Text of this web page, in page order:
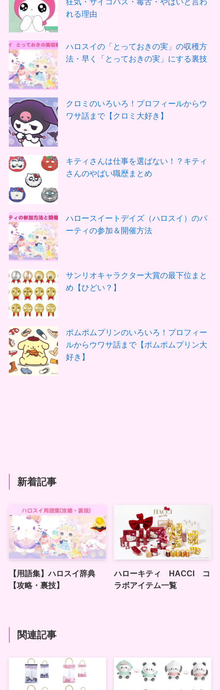
れる理由
ハロスイの「とっておきの実」の収穫方
法・早く「とっておきの実」にする裏技
クロミのいろいろ！プロフィールからウ
ワサ話まで【クロミ大好き】
キティさんは仕事を選ばない！？キティ
さんのやばい職歴まとめ
ハロースイートデイズ（ハロスイ）のパ
ーティの参加＆開催方法
サンリオキャラクター大賞の最下位まと
め【ひどい？】
ポムポムプリンのいろいろ！プロフィー
ルからウワサ話まで【ポムポムプリン大
好き】
新着記事
【用語集】ハロスイ辞典
【攻略・裏技】
ハローキティ HACCI コ
ラボアイテム一覧
関連記事